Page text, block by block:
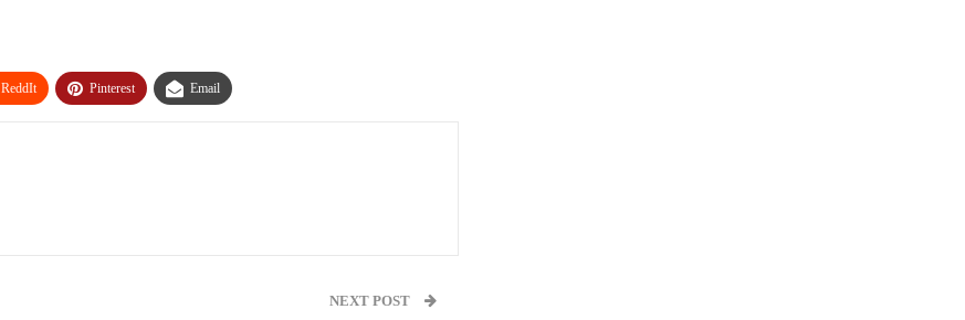
ReddIt Pinterest Email
NEXT POST